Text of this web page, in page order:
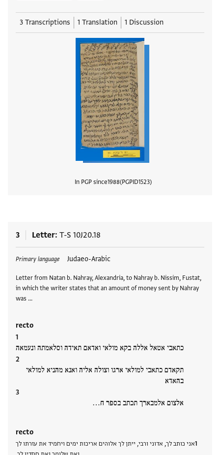
3 Transcriptions 1 Translation 1 Discussion
In PGP since1988 PGPID1523
3 Letter T-S 10J20.18
Primary language Judaeo-Arabic
Letter from Natan b. Nahray, Alexandria, to Nahray b. Nissim, Fustat,
in which the writer states that an amount of money sent by Nahray
was …
recto
כתאבי אטאל אללה בקא מולאי ואדאם תאידה וסלאמתה ונעמאה
תקאדם כתאבי למולאי ארגו וצולה אליה ואנא מהניא למולאי
בהאדא
אלצום אלמבארך תכתב בספר ח…
recto
אני כותב לך, אדוני ורבי, ייתן לך אלוהים אריכות ימים ויחמיד את עזרתו לך
Tags